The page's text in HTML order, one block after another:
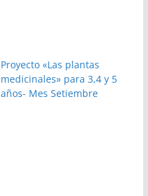
Proyecto «Las plantas
medicinales» para 3,4 y 5
años- Mes Setiembre